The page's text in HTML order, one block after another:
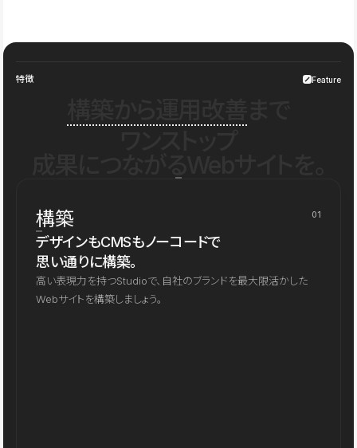
特徴 Feature
構築 01
デザインもCMSもノーコードで
思い通りに構築。
高い表現力を持つStudioで、自社のブランドを最大限活かした
Webサイトを構築しましょう。